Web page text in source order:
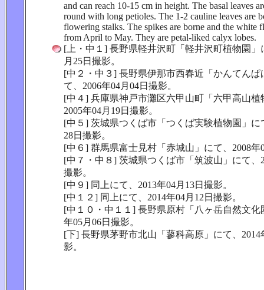
and can reach 10-15 cm in height. The basal leaves
round with long petioles. The 1-2 cauline leaves are
flowering stalks. The spikes are borne and the white
from April to May. They are petal-liked calyx lobes.
[上・中１] 長野県軽井沢町「軽井沢町植物園」
月25日撮影。
[中２・中３] 長野県伊那市西春近「かんてんぱ
て、2006年04月04日撮影。
[中４] 兵庫県神戸市灘区六甲山町「六甲高山植
2005年04月19日撮影。
[中５] 茨城県つくば市「つくば実験植物園」に
28日撮影。
[中６] 群馬県富士見村「赤城山」にて、2008年
[中７・中８] 茨城県つくば市「筑波山」にて、
撮影。
[中９] 同上にて、2013年04月13日撮影。
[中１２] 同上にて、2014年04月12日撮影。
[中１０・中１１] 長野県原村「八ヶ岳自然文化
年05月06日撮影。
[下] 長野県茅野市北山「蓼科高原」にて、2014
影。